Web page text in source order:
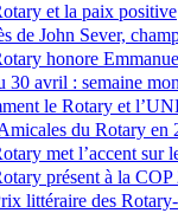
et la paix positive
de John Sever,
honore
30 avril : semaine
le Rotary et
du Rotary en
met l’accent sur
présent à la COP
littéraire des